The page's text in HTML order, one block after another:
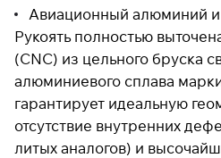
Авиационный алюминий
Рукоять полностью
(CNC) из цельного бруска
алюминиевого сплава
гарантирует идеальную
отсутствие внутренних
литых аналогов) и